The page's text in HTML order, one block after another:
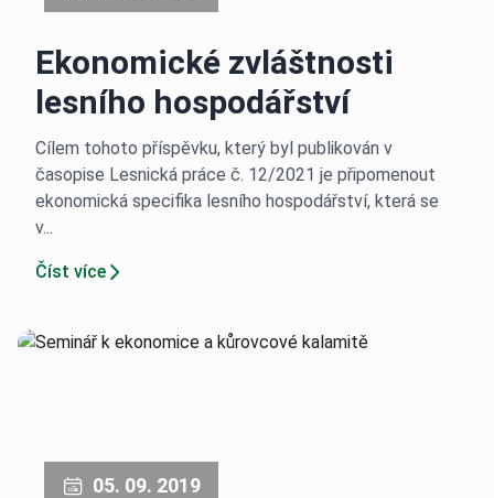
Ekonomické zvláštnosti
lesního hospodářství
Cílem tohoto příspěvku, který byl publikován v
časopise Lesnická práce č. 12/2021 je připomenout
ekonomická specifika lesního hospodářství, která se
v...
Číst více
05. 09. 2019